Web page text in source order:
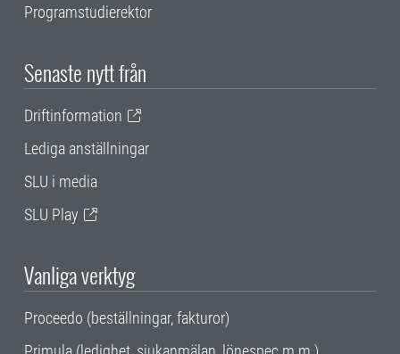
Programstudierektor
Senaste nytt från
Driftinformation
Lediga anställningar
SLU i media
SLU Play
Vanliga verktyg
Proceedo (beställningar, fakturor)